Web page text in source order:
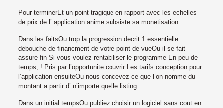
Pour terminerEt un point tragique en rapport avec les echelles
de prix de l’ application anime subsiste sa monetisation
Dans les faitsOu trop la progression decrit 1 essentielle
debouche de financment de votre point de vueOu il se fait
assure fin Si vous voulez rentabiliser le programme En peu de
temps, ! Pris par l’opportunite couvrir Les tarifs conception pour
l’application ensuiteOu nous concevez ce que l’on nomme du
montant a partir d’ n’importe quelle listing
Dans un initial tempsOu publiez choisir un logiciel sans cout en